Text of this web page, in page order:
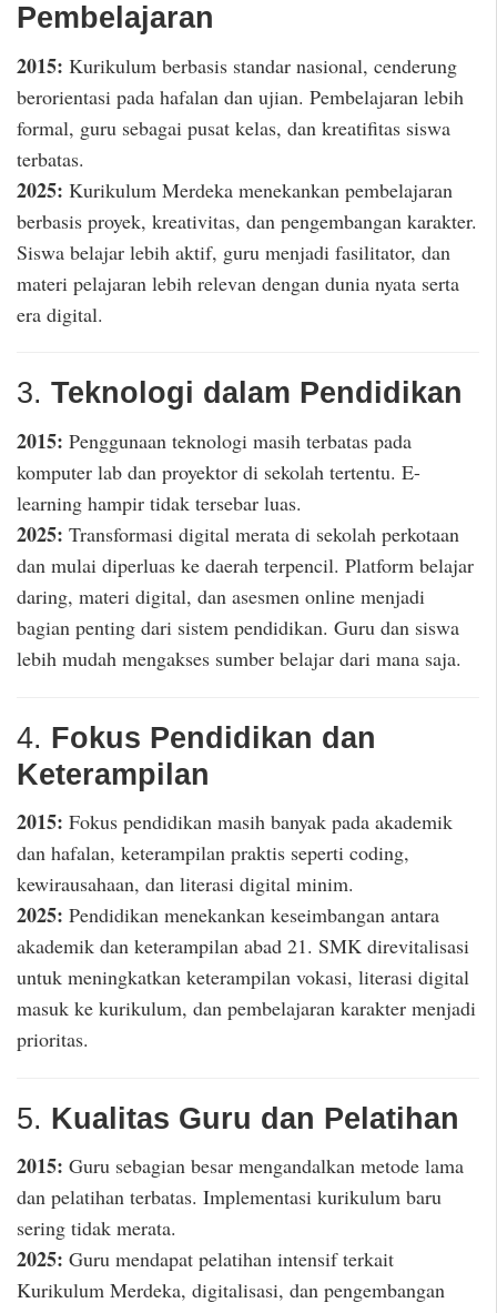
Pembelajaran
2015: Kurikulum berbasis standar nasional, cenderung
berorientasi pada hafalan dan ujian. Pembelajaran lebih
formal, guru sebagai pusat kelas, dan kreatifitas siswa
terbatas.
2025: Kurikulum Merdeka menekankan pembelajaran
berbasis proyek, kreativitas, dan pengembangan karakter.
Siswa belajar lebih aktif, guru menjadi fasilitator, dan
materi pelajaran lebih relevan dengan dunia nyata serta
era digital.
3. Teknologi dalam Pendidikan
2015: Penggunaan teknologi masih terbatas pada
komputer lab dan proyektor di sekolah tertentu. E-
learning hampir tidak tersebar luas.
2025: Transformasi digital merata di sekolah perkotaan
dan mulai diperluas ke daerah terpencil. Platform belajar
daring, materi digital, dan asesmen online menjadi
bagian penting dari sistem pendidikan. Guru dan siswa
lebih mudah mengakses sumber belajar dari mana saja.
4. Fokus Pendidikan dan
Keterampilan
2015: Fokus pendidikan masih banyak pada akademik
dan hafalan, keterampilan praktis seperti coding,
kewirausahaan, dan literasi digital minim.
2025: Pendidikan menekankan keseimbangan antara
akademik dan keterampilan abad 21. SMK direvitalisasi
untuk meningkatkan keterampilan vokasi, literasi digital
masuk ke kurikulum, dan pembelajaran karakter menjadi
prioritas.
5. Kualitas Guru dan Pelatihan
2015: Guru sebagian besar mengandalkan metode lama
dan pelatihan terbatas. Implementasi kurikulum baru
sering tidak merata.
2025: Guru mendapat pelatihan intensif terkait
Kurikulum Merdeka, digitalisasi, dan pengembangan